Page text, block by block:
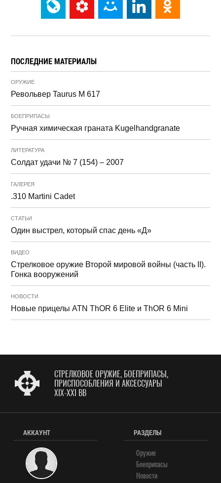
ПОСЛЕДНИЕ МАТЕРИАЛЫ
ОРУЖИЕ
Револьвер Taurus M 617
БОЕПРИПАСЫ
Ручная химическая граната Kugelhandgranate
ЛИТЕРАТУРА
Солдат удачи № 7 (154) – 2007
ГАЛЕРЕЯ
.310 Martini Cadet
СТАТЬИ
Один выстрел, который спас день «Д»
ВИДЕО
Стрелковое оружие Второй мировой войны (часть II).
Гонка вооружений
НОВОСТИ
Новые прицелы ATN ThOR 6 Elite и ThOR 6 Mini
СТРЕЛКОВОЕ ОРУЖИЕ, БОЕПРИПАСЫ,
ПРИСПОСОБЛЕНИЯ И АКСЕССУАРЫ
XIX-XXI ВВ
АККАУНТ РАЗДЕЛЫ
Оружие
Боеприпасы
Новости